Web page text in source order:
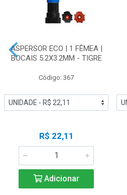
ASPERSOR ECO | 1 FÊMEA |
BOCAIS 5.2X3.2MM - TIGRE
Código: 367
R$ 22,11
Adicionar